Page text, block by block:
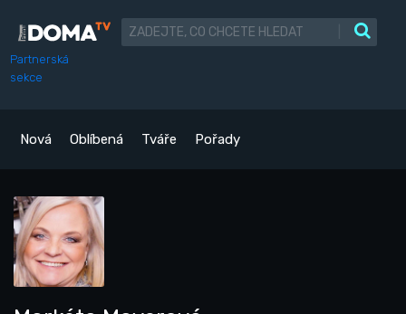
Partnerská
sekce
Nová Oblíbená Tváře Pořady